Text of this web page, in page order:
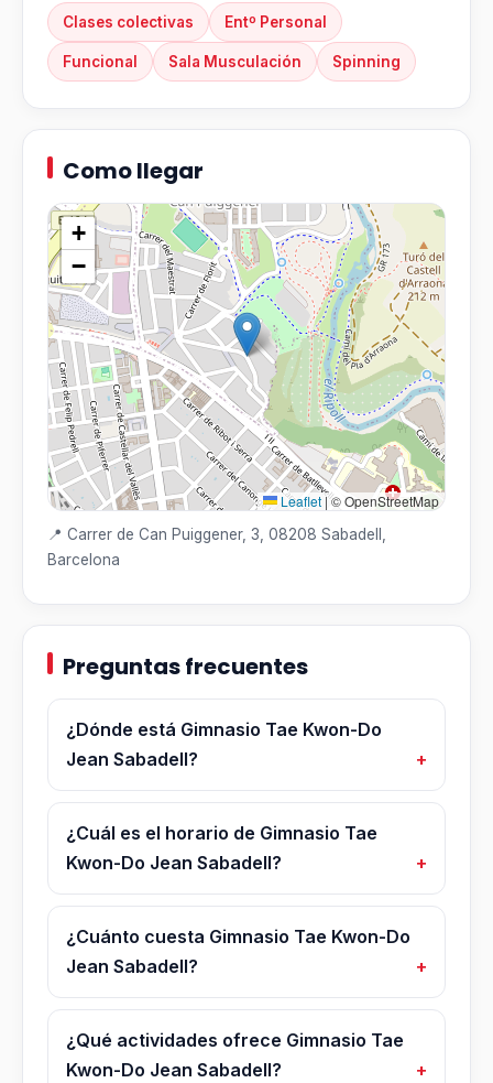
Clases colectivas Entº Personal
Funcional Sala Musculación Spinning
Como llegar
+
−
Leaflet|© OpenStreetMap
📍 Carrer de Can Puiggener, 3, 08208 Sabadell,
Barcelona
Preguntas frecuentes
¿Dónde está Gimnasio Tae Kwon-Do
Jean Sabadell?
¿Cuál es el horario de Gimnasio Tae
Kwon-Do Jean Sabadell?
¿Cuánto cuesta Gimnasio Tae Kwon-Do
Jean Sabadell?
¿Qué actividades ofrece Gimnasio Tae
Kwon-Do Jean Sabadell?